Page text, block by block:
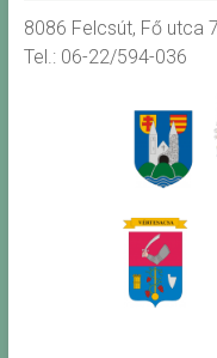
8086 Felcsút, Fő utca
Tel.: 06-22/594-036